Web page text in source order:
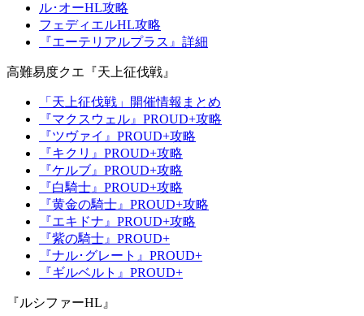
ル･オーHL攻略
フェディエルHL攻略
『エーテリアルプラス』詳細
高難易度クエ『天上征伐戦』
「天上征伐戦」開催情報まとめ
『マクスウェル』PROUD+攻略
『ツヴァイ』PROUD+攻略
『キクリ』PROUD+攻略
『ケルブ』PROUD+攻略
『白騎士』PROUD+攻略
『黄金の騎士』PROUD+攻略
『エキドナ』PROUD+攻略
『紫の騎士』PROUD+
『ナル･グレート』PROUD+
『ギルベルト』PROUD+
『ルシファーHL』